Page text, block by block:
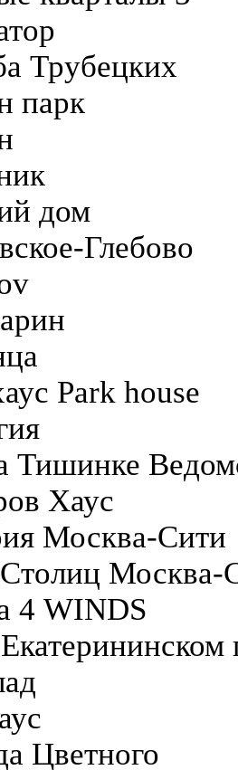
Трубецких
парк
дом
Глебово
Park house
Тишинке
Хаус
Москва-Сити
Москва-
4 WINDS
Цветного